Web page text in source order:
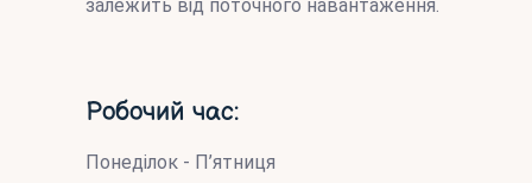
залежить від поточного навантаження.
Робочий час:
Понеділок - П’ятниця